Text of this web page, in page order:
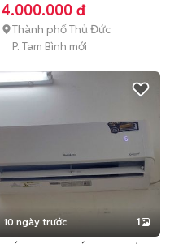
4.000.000 đ
Thành phố Thủ Đức
P. Tam Bình mới
10 ngày trước 1